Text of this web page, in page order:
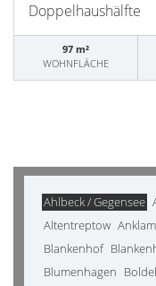
Doppelhaushälfte
97 m²
WOHNFLÄCHE
Ahlbeck / Gegensee
Altentreptow
Blankenhof
Blumenhagen